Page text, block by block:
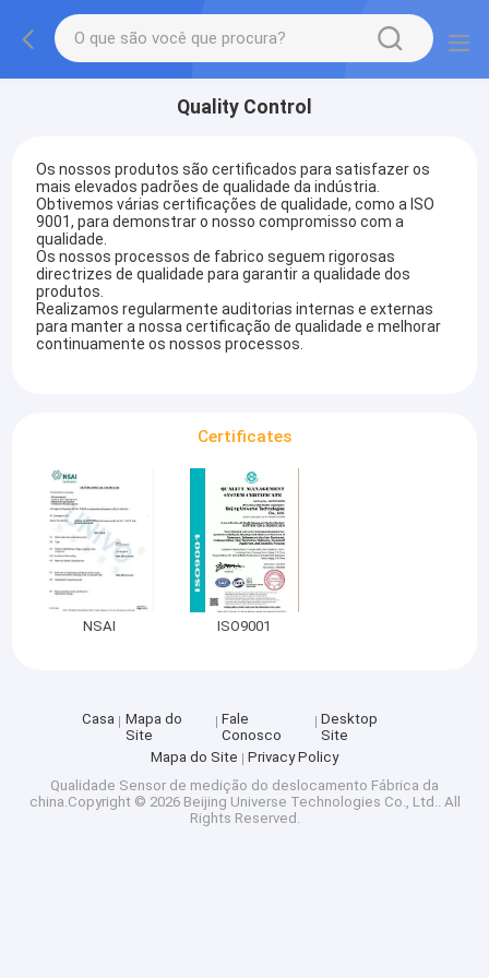
Quality Control
Os nossos produtos são certificados para satisfazer os
mais elevados padrões de qualidade da indústria.
Obtivemos várias certificações de qualidade, como a ISO
9001, para demonstrar o nosso compromisso com a
qualidade.
Os nossos processos de fabrico seguem rigorosas
directrizes de qualidade para garantir a qualidade dos
produtos.
Realizamos regularmente auditorias internas e externas
para manter a nossa certificação de qualidade e melhorar
continuamente os nossos processos.
Certificates
NSAI ISO9001
Casa
Mapa do
Site
Fale
Conosco
Desktop
Site
Mapa do Site
Privacy Policy
Qualidade Sensor de medição do deslocamento Fábrica da
china.Copyright © 2026 Beijing Universe Technologies Co., Ltd.. All
Rights Reserved.